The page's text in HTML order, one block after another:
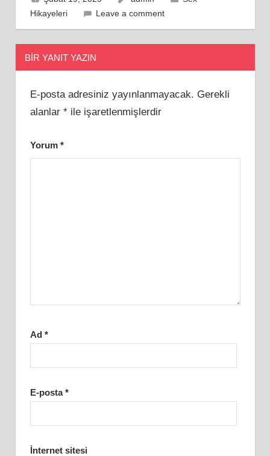
Hikayeleri
Leave a comment
BIR YANIT YAZIN
E-posta adresiniz yayınlanmayacak. Gerekli
alanlar *ile işaretlenmişlerdir
Yorum *
Ad *
E-posta*
İnternet sitesi